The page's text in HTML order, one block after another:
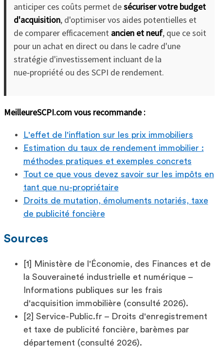
anticiper ces coûts permet desécuriser votre budget
d'acquisition, d'optimiser vos aides potentielles et
de comparer efficacement ancien et neuf, que ce soit
pour un achat en direct ou dans le cadre d'une
stratégie d'investissement incluant de la
nue‑propriété ou des SCPI de rendement.
MeilleureSCPI.com vous recommande :
L'effet de l'inflation sur les prix immobiliers
Estimation du taux de rendement immobilier :
méthodes pratiques et exemples concrets
Tout ce que vous devez savoir sur les impôts en
tant que nu-propriétaire
Droits de mutation, émoluments notariés, taxe
de publicité foncière
Sources
[1] Ministère de l'Économie, des Finances et de
la Souveraineté industrielle et numérique –
Informations publiques sur les frais
d'acquisition immobilière (consulté 2026).
[2] Service-Public.fr – Droits d'enregistrement
et taxe de publicité foncière, barèmes par
département (consulté 2026).